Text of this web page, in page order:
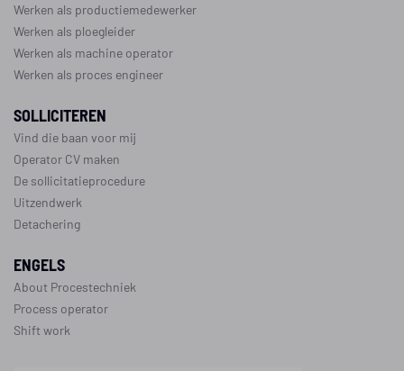
Werken als productiemedewerker
Werken als ploegleider
Werken als machine operator
Werken als proces engineer
SOLLICITEREN
Vind die baan voor mij
Operator CV maken
De sollicitatieprocedure
Uitzendwerk
Detachering
ENGELS
About Procestechniek
Process operator
Shift work